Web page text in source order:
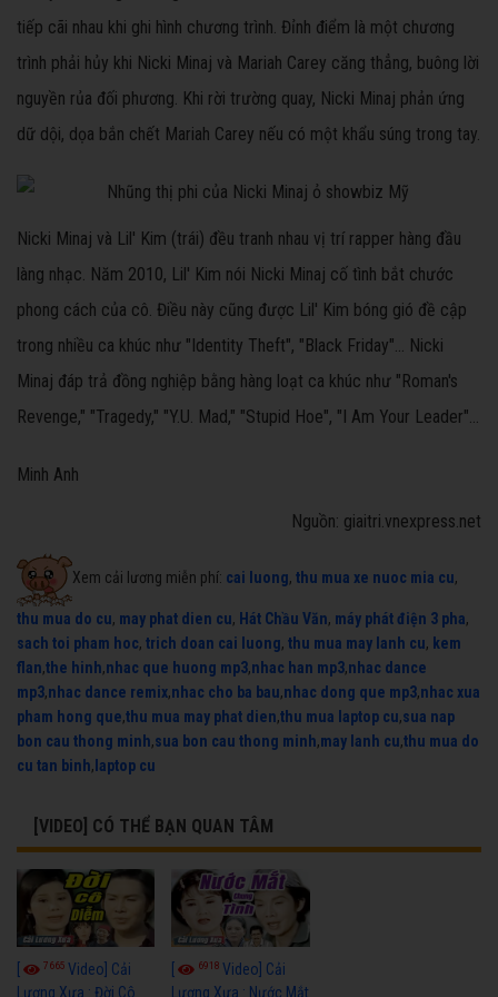
tiếp cãi nhau khi ghi hình chương trình. Đỉnh điểm là một chương
trình phải hủy khi Nicki Minaj và Mariah Carey căng thẳng, buông lời
nguyền rủa đối phương. Khi rời trường quay, Nicki Minaj phản ứng
dữ dội, dọa bắn chết Mariah Carey nếu có một khẩu súng trong tay.
Nicki Minaj và Lil' Kim (trái) đều tranh nhau vị trí rapper hàng đầu
làng nhạc. Năm 2010, Lil' Kim nói Nicki Minaj cố tình bắt chước
phong cách của cô. Điều này cũng được Lil' Kim bóng gió đề cập
trong nhiều ca khúc như "Identity Theft", "Black Friday"... Nicki
Minaj đáp trả đồng nghiệp bằng hàng loạt ca khúc như "Roman's
Revenge," "Tragedy," "Y.U. Mad," "Stupid Hoe", "I Am Your Leader"...
Minh Anh
Nguồn: giaitri.vnexpress.net
Xem cải lương miễn phí: cai luong, thu mua xe nuoc mia cu,
thu mua do cu, may phat dien cu, Hát Chầu Văn, máy phát điện 3 pha,
sach toi pham hoc, trich doan cai luong, thu mua may lanh cu, kem
flan,the hinh,nhac que huong mp3,nhac han mp3,nhac dance
mp3,nhac dance remix,nhac cho ba bau,nhac dong que mp3,nhac xua
pham hong que,thu mua may phat dien,thu mua laptop cu,sua nap
bon cau thong minh,sua bon cau thong minh,may lanh cu,thu mua do
cu tan binh, laptop cu
[VIDEO] CÓ THỂ BẠN QUAN TÂM
7665 Video] Cải
Lương Xưa : Đời Cô
6918Video] Cải
Lương Xưa : Nước Mắt